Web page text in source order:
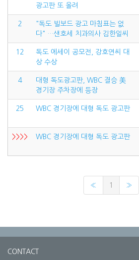
광고판 또 올려
2
"독도 빌보드 광고 마침표는 없
다" …샌호세 치과의사 김한일씨
12
독도 에세이 공모전, 강호연씨 대
상 수상
4
대형 독도광고판, WBC 결승 美
경기장 주차장에 등장
25 WBC 경기장에 대형 독도 광고판
>>>> WBC 경기장에 대형 독도 광고판
« 1 »
CONTACT